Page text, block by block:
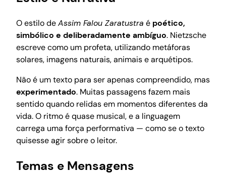
O estilo deAssim Falou Zaratustra é poético,
simbólico e deliberadamente ambíguo. Nietzsche
escreve como um profeta, utilizando metáforas
solares, imagens naturais, animais e arquétipos.
Não é um texto para ser apenas compreendido, mas
experimentado. Muitas passagens fazem mais
sentido quando relidas em momentos diferentes da
vida. O ritmo é quase musical, e a linguagem
carrega uma força performativa — como se o texto
quisesse agir sobre o leitor.
Temas e Mensagens